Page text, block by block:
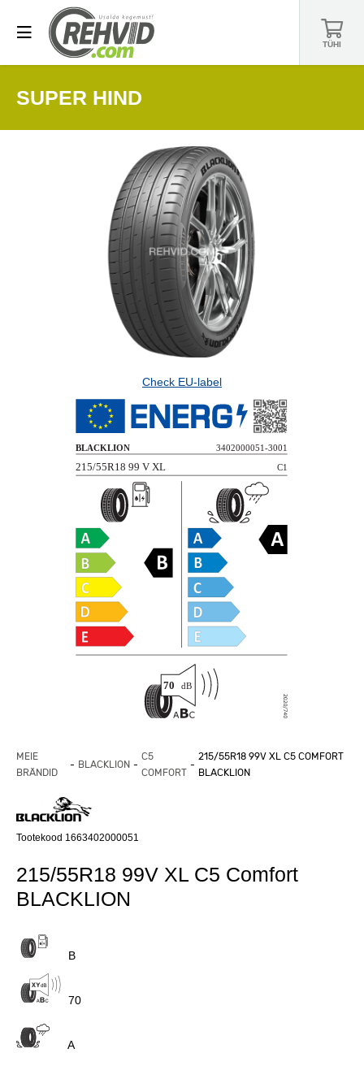
TÜHI
MEIE
BRÄNDID
BLACKLION
C5
COMFORT
215/55R18 99V XL C5 COMFORT
BLACKLION
Tootekood 1663402000051
215/55R18 99V XL C5 Comfort
BLACKLION
B
70
A
SUPER HIND
Check EU-label